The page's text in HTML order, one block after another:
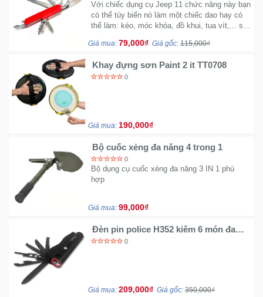
Với chiếc dụng cụ Jeep 11 chức năng này bạn
có thể tùy biến nó làm một chiếc dao hay có
thể làm: kéo, móc khóa, đồ khui, tua vít,... sử
Giá mua: 79,000₫ Giá gốc: 115,000₫
Khay đựng sơn Paint 2 it TT0708
0
Giá mua: 190,000₫
Bộ cuốc xẻng đa năng 4 trong 1
0
Bộ dụng cụ cuốc xẻng đa năng 3 IN 1 phù
hợp
Giá mua: 99,000₫
Đèn pin police H352 kiêm 6 món đa
năng
0
Giá mua: 209,000₫ Giá gốc: 350,000₫